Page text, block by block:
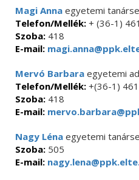
Magi Anna egyetemi
Telefon/Mellék: + (36-1)
Szoba: 418
E-mail:
Mervó Barbara egyetemi
Telefon/Mellék: +(36-1)
Szoba: 418
E-mail:
Nagy Léna egyetemi
Szoba: 505
E-mail: